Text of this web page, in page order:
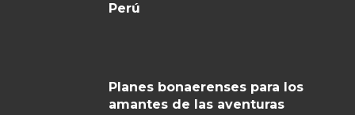
Perú
Planes bonaerenses para los
amantes de las aventuras